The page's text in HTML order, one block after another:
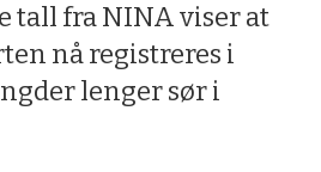
tall fra NINA viser at
nå registreres i
lenger sør i